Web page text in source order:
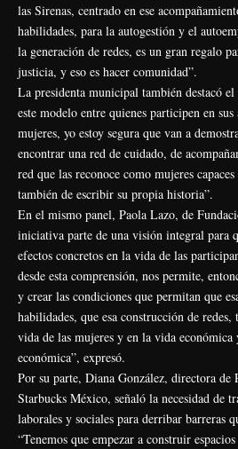
las Sirenas, centrado en ese
habilidades, para la autogestión y el
la generación de redes, es un gran regalo
justicia, y eso es hacer comunidad”.
La presidenta municipal también destacó
este modelo entre quienes participen en
mujeres, yo estoy segura que van a
encontrar una red de cuidado, de
red que las reconoce como mujeres
también de escribir su propia historia”.
En el mismo panel, Paola Lazo, de
iniciativa parte de una visión integral para
efectos concretos en la vida de las
desde esta comprensión, nos permite,
y crear las condiciones que permitan que
habilidades, que esa construcción de redes,
vida de las mujeres y en la vida económica
económica”, expresó.
Por su parte, Diana González, directora de
Starbucks México, señaló la necesidad de
laborales y sociales para derribar barreras
“Tenemos que empezar a construir